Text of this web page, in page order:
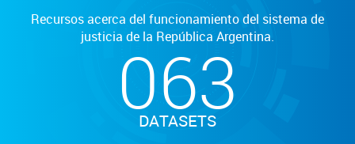
Recursos acerca del funcionamiento del sistema de
justicia de la República Argentina.
063
DATASETS